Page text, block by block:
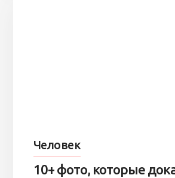
Человек
10+ фото, которые